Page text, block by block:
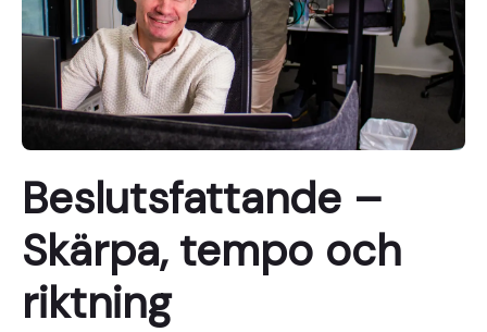
Beslutsfattande –
Skärpa, tempo och
riktning